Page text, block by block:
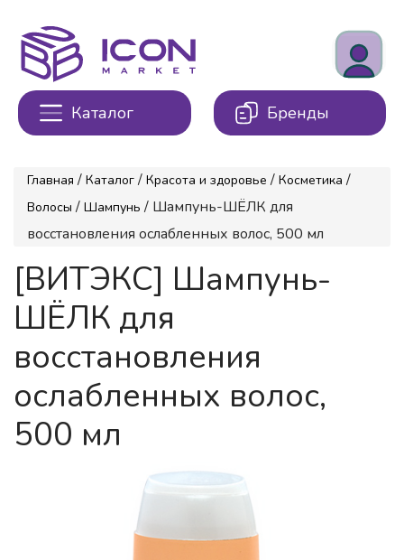
Каталог Бренды
Главная / Каталог / Красота и здоровье / Косметика /
Волосы / Шампунь / Шампунь-ШЁЛК для
восстановления ослабленных волос, 500 мл
[ВИТЭКС] Шампунь-
ШЁЛК для
восстановления
ослабленных волос,
500 мл